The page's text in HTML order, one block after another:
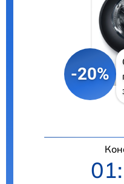
-20%